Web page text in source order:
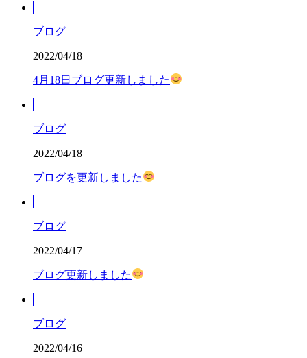
ブログ
2022/04/18
4月18日ブログ更新しました
ブログ
2022/04/18
ブログを更新しました
ブログ
2022/04/17
ブログ更新しました
ブログ
2022/04/16